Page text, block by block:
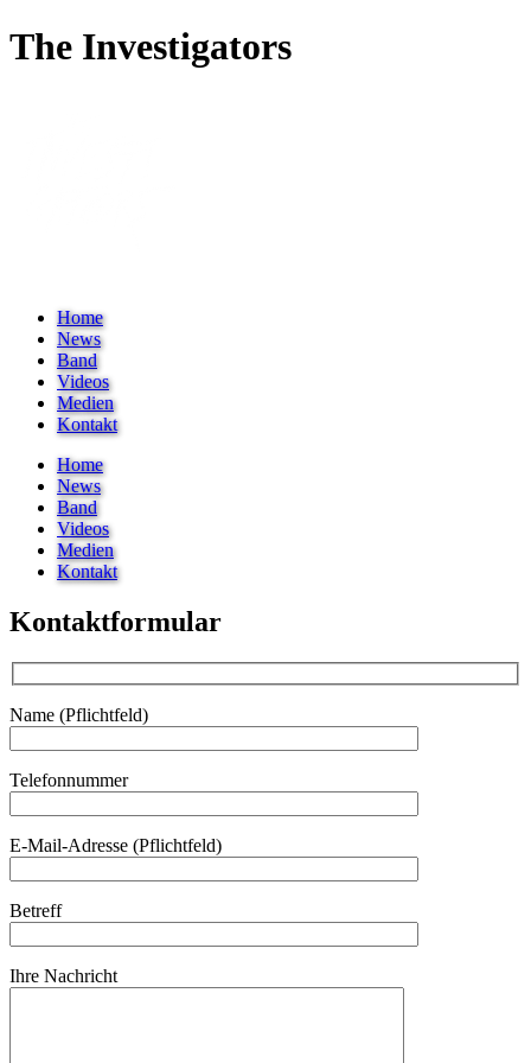
The Investigators
Home
News
Band
Videos
Medien
Kontakt
Home
News
Band
Videos
Medien
Kontakt
Kontaktformular
Name (Pflichtfeld)
Telefonnummer
E-Mail-Adresse (Pflichtfeld)
Betreff
Ihre Nachricht